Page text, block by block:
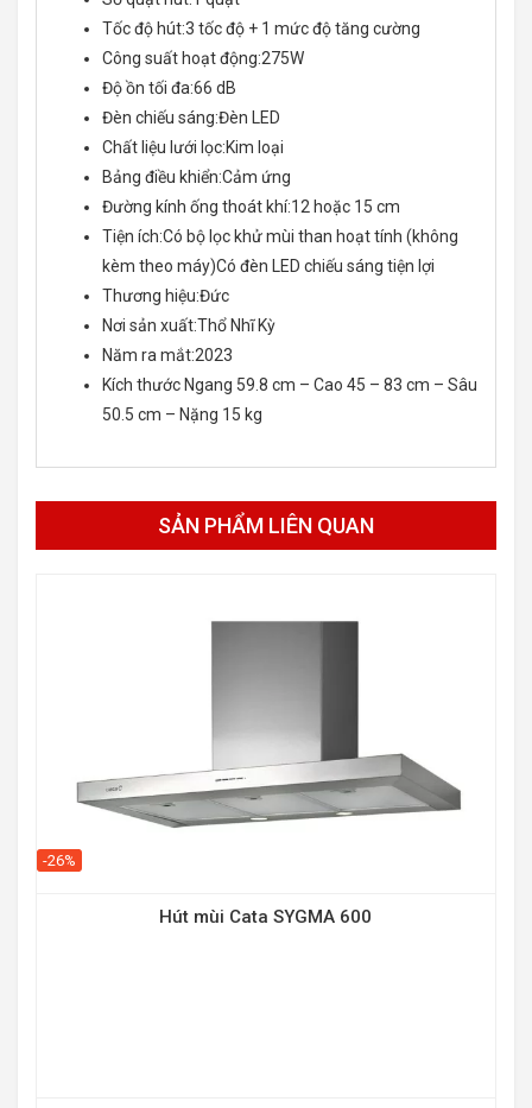
Tốc độ hút:3 tốc độ + 1 mức độ tăng cường
Công suất hoạt động:275W
Độ ồn tối đa:66 dB
Đèn chiếu sáng:Đèn LED
Chất liệu lưới lọc:Kim loại
Bảng điều khiển:Cảm ứng
Đường kính ống thoát khí:12 hoặc 15 cm
Tiện ích:Có bộ lọc khử mùi than hoạt tính (không
kèm theo máy)Có đèn LED chiếu sáng tiện lợi
Thương hiệu:Đức
Nơi sản xuất:Thổ Nhĩ Kỳ
Năm ra mắt:2023
Kích thước Ngang 59.8 cm – Cao 45 – 83 cm – Sâu
50.5 cm – Nặng 15 kg
SẢN PHẨM LIÊN QUAN
-26%
Hút mùi Cata SYGMA 600